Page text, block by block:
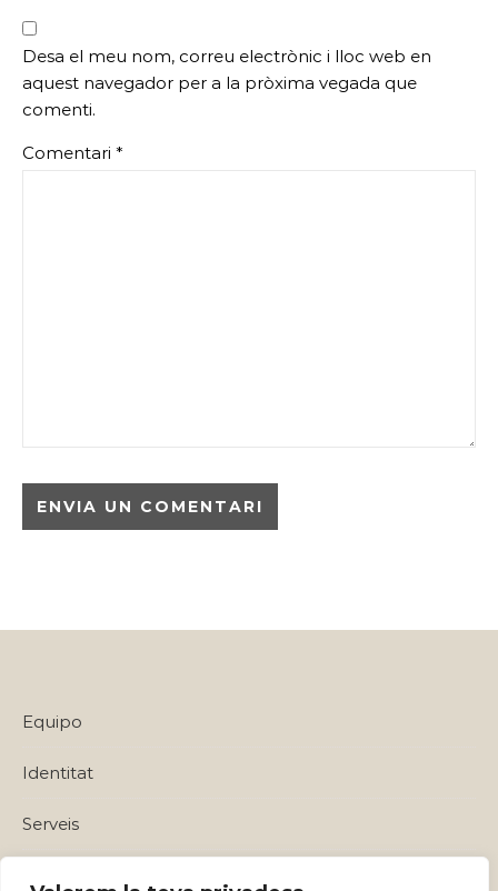
Desa el meu nom, correu electrònic i lloc web en
aquest navegador per a la pròxima vegada que
comenti.
Comentari *
Equipo
Identitat
Serveis